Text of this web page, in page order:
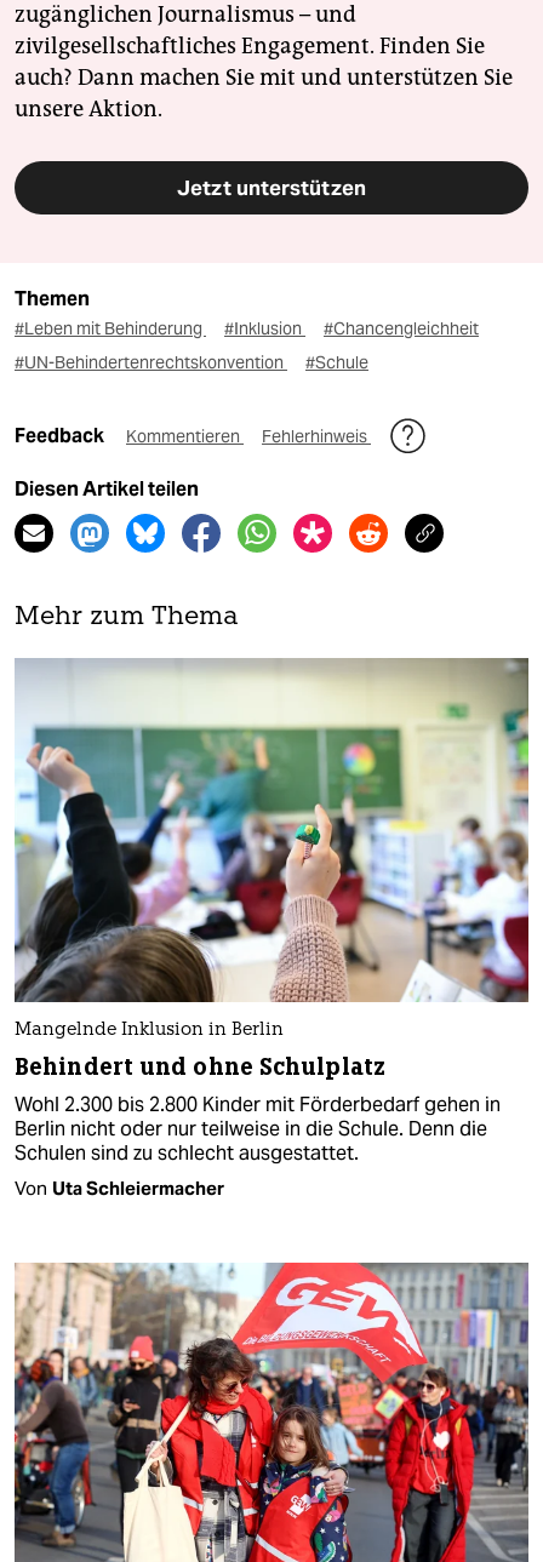
zugänglichen Journalismus – und
zivilgesellschaftliches Engagement. Finden Sie
auch? Dann machen Sie mit und unterstützen Sie
unsere Aktion.
Jetzt unterstützen
Themen
#Leben mit Behinderung #Inklusion
#Chancengleichheit
#UN-Behindertenrechtskonvention
#Schule
Feedback Kommentieren Fehlerhinweis
Diesen Artikel teilen
Mehr zum Thema
Mangelnde Inklusion in Berlin
Behindert und ohne Schulplatz
Wohl 2.300 bis 2.800 Kinder mit Förderbedarf gehen in
Berlin nicht oder nur teilweise in die Schule. Denn die
Schulen sind zu schlecht ausgestattet.
Von Uta Schleiermacher